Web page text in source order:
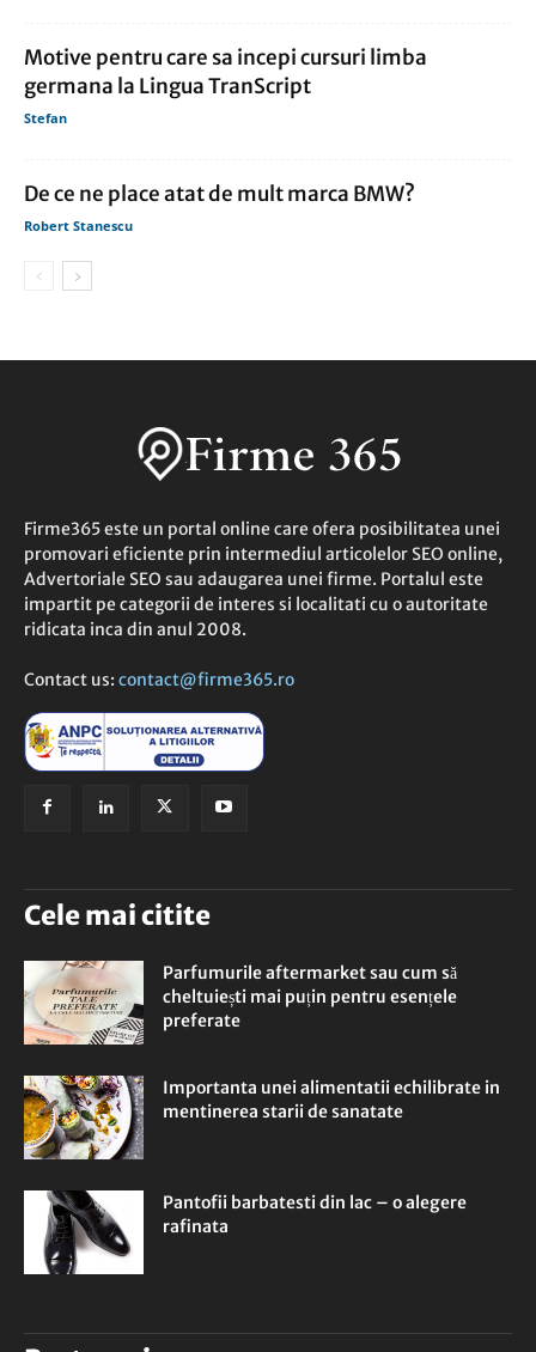
Motive pentru care sa incepi cursuri limba
germana la Lingua TranScript
Stefan
De ce ne place atat de mult marca BMW?
Robert Stanescu
Firme365 este un portal online care ofera posibilitatea unei
promovari eficiente prin intermediul articolelor SEO online,
Advertoriale SEO sau adaugarea unei firme. Portalul este
impartit pe categorii de interes si localitati cu o autoritate
ridicata inca din anul 2008.
Contact us: contact@firme365.ro
Cele mai citite
Parfumurile aftermarket sau cum să
cheltuiești mai puțin pentru esențele
preferate
Importanta unei alimentatii echilibrate in
mentinerea starii de sanatate
Pantofii barbatesti din lac – o alegere
rafinata